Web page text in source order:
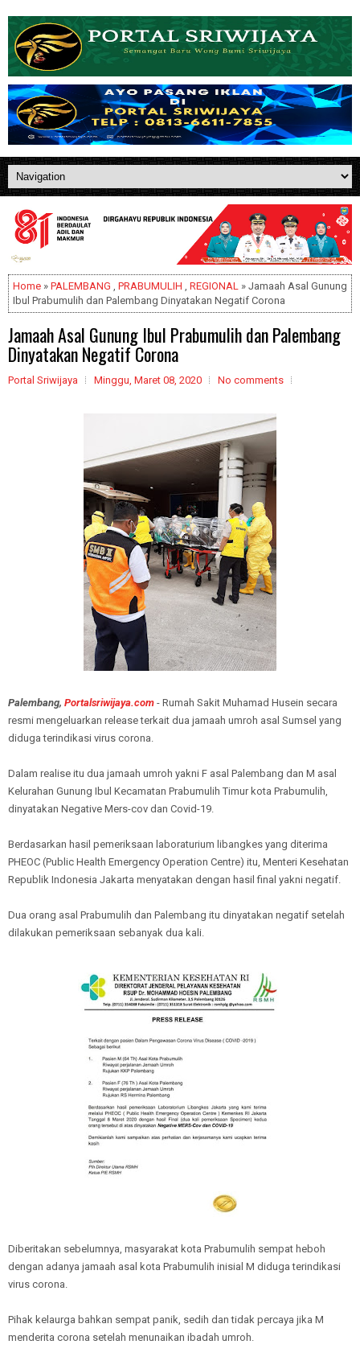
Home » PALEMBANG , PRABUMULIH , REGIONAL » Jamaah Asal Gunung
Ibul Prabumulih dan Palembang Dinyatakan Negatif Corona
Jamaah Asal Gunung Ibul Prabumulih dan Palembang
Dinyatakan Negatif Corona
Portal Sriwijaya Minggu, Maret 08, 2020 No comments
Palembang, Portalsriwijaya.com - Rumah Sakit Muhamad Husein secara
resmi mengeluarkan release terkait dua jamaah umroh asal Sumsel yang
diduga terindikasi virus corona.
Dalam realise itu dua jamaah umroh yakni F asal Palembang dan M asal
Kelurahan Gunung Ibul Kecamatan Prabumulih Timur kota Prabumulih,
dinyatakan Negative Mers-cov dan Covid-19.
Berdasarkan hasil pemeriksaan laboraturium libangkes yang diterima
PHEOC (Public Health Emergency Operation Centre) itu, Menteri Kesehatan
Republik Indonesia Jakarta menyatakan dengan hasil final yakni negatif.
Dua orang asal Prabumulih dan Palembang itu dinyatakan negatif setelah
dilakukan pemeriksaan sebanyak dua kali.
Diberitakan sebelumnya, masyarakat kota Prabumulih sempat heboh
dengan adanya jamaah asal kota Prabumulih inisial M diduga terindikasi
virus corona.
Pihak kelaurga bahkan sempat panik, sedih dan tidak percaya jika M
menderita corona setelah menunaikan ibadah umroh.